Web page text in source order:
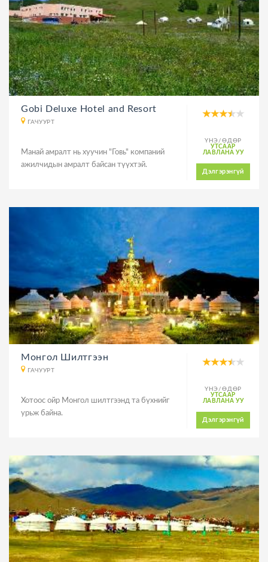
Gobi Deluxe Hotel and Resort
ГАЧУУРТ
Манай амралт нь хуучин "Говь" компаний
ажилчидын амралт байсан түүхтэй.
ҮНЭ/ӨДӨР
УТСААР
ЛАВЛАНА УУ
Дэлгэрэнгүй
Монгол Шилтгээн
ГАЧУУРТ
Хотоос ойр Монгол шилтгээнд та бүхнийг
урьж байна.
ҮНЭ/ӨДӨР
УТСААР
ЛАВЛАНА УУ
Дэлгэрэнгүй